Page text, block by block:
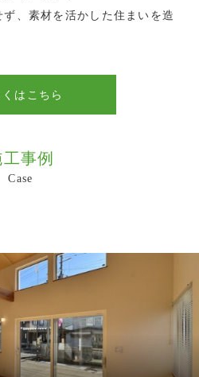
、素材を活かした住まいを造
はこちら
います。
くはこちら
り、安全で、安心して暮らす
す。
はこちら
。
事例
Case